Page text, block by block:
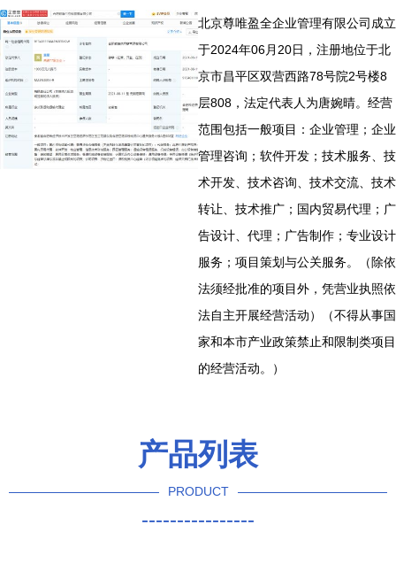
北京尊唯盈全企业管理有限公司成立
于2024年06月20日，注册地位于北
京市昌平区双营西路78号院2号楼8
层808，法定代表人为唐婉晴。经营
范围包括一般项目：企业管理；企业
管理咨询；软件开发；技术服务、技
术开发、技术咨询、技术交流、技术
转让、技术推广；国内贸易代理；广
告设计、代理；广告制作；专业设计
服务；项目策划与公关服务。（除依
法须经批准的项目外，凭营业执照依
法自主开展经营活动）（不得从事国
家和本市产业政策禁止和限制类项目
的经营活动。）
产品列表
PRODUCT
----------------